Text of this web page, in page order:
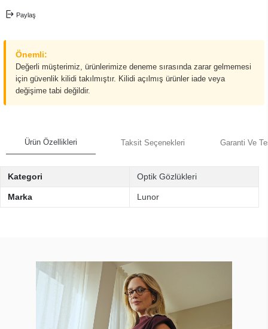
Paylaş
Önemli:
Değerli müşterimiz, ürünlerimize deneme sırasında zarar gelmemesi
için güvenlik kilidi takılmıştır. Kilidi açılmış ürünler iade veya
değişime tabi değildir.
Ürün Özellikleri Taksit Seçenekleri Garanti Ve
Kategori Optik Gözlükleri
Marka Lunor